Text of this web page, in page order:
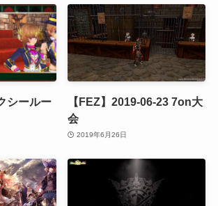
シールー
【FEZ】2019-06-23 7on大
会
2019年6月26日